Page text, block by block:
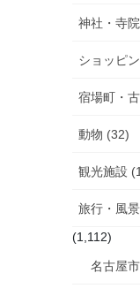
神社・寺
ショッピ
宿場町・
動物 (32)
観光施設
旅行・風景
(1,112)
名古屋